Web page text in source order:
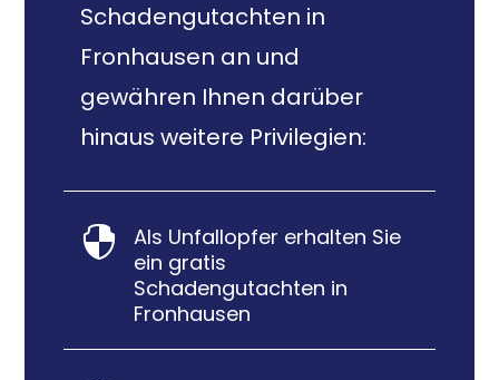
Schadengutachten in
Fronhausen an und
gewähren Ihnen darüber
hinaus weitere Privilegien:

Als Unfallopfer erhalten Sie
ein gratis
Schadengutachten in
Fronhausen